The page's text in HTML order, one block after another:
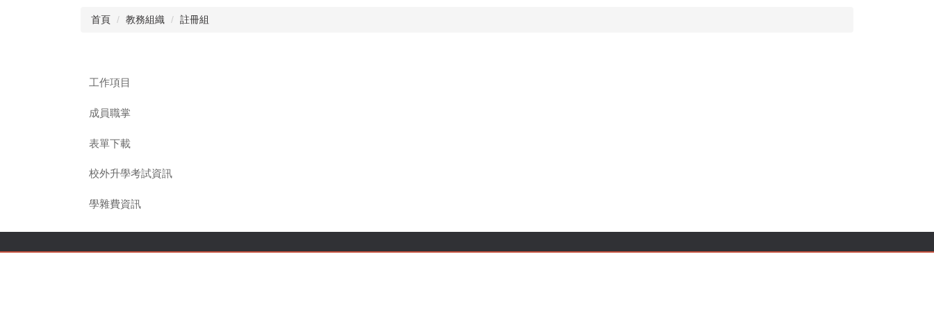
首頁 教務組織 註冊組
工作項目
成員職掌
表單下載
校外升學考試資訊
學雜費資訊